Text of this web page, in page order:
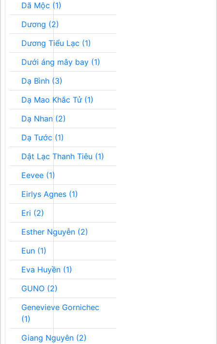
Dã Mộc (1)
Dương (2)
Dương Tiểu Lạc (1)
Dưới áng mây bay (1)
Dạ Bình (3)
Dạ Mao Khắc Tử (1)
Dạ Nhan (2)
Dạ Tước (1)
Dật Lạc Thanh Tiêu (1)
Eevee (1)
Eirlys Agnes (1)
Eri (2)
Esther Nguyễn (2)
Eun (1)
Eva Huyền (1)
GUNO (2)
Genevieve Gornichec
(1)
Giang Nguyên (2)